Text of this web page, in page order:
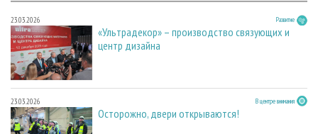
23.03.2026 Развитие
«Ультрадекор» – производство связующих и
центр дизайна
23.03.2026 В центре внимания
Осторожно, двери открываются!